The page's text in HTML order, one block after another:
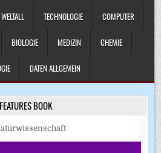
WELTALL TECHNOLOGIE COMPUTER
BIOLOGIE MEDIZIN CHEMIE
DATEN ALLGEMEIN
FEATURES BOOK